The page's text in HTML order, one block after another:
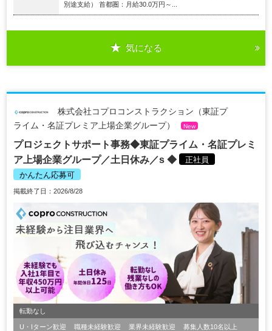
別途支給） 首都圏：月給30.0万円～...
気になる
株式会社コプロコンストラクション（東証プ
ライム・名証プレミア上場企業グループ）
New
プロジェクトサポート事務◆東証プライム・名証プレミ
ア上場企業グループ／土日休み／s ◆
正社員
かんたん応募可
掲載終了日：2026/8/28
転勤なし
U・Iターン歓迎 職種未経験歓迎 業界未経験歓迎
募集人数10名以上